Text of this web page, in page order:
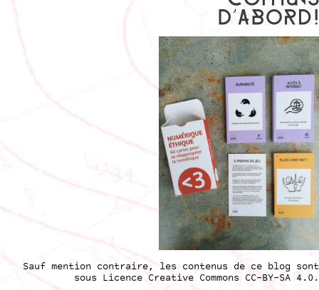
Sauf mention contraire, les contenus de ce blog sont
sous Licence Creative Commons CC-BY-SA 4.0 .